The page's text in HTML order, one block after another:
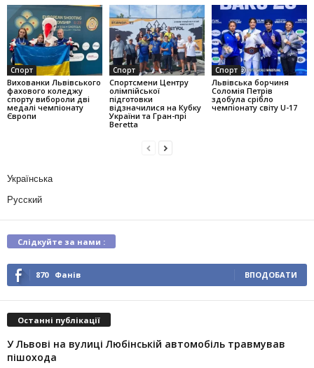
Спорт
Вихованки Львівського
фахового коледжу
спорту вибороли дві
медалі чемпіонату
Європи
Спорт
Спортсмени Центру
олімпійської
підготовки
відзначилися на Кубку
України та Гран-прі
Beretta
Спорт
Львівська борчиня
Соломія Петрів
здобула срібло
чемпіонату світу U-17
Українська
Русский
Слідкуйте за нами :
870 Фанів ВПОДОБАТИ
Останні публікації
У Львові на вулиці Любінській автомобіль травмував
пішохода